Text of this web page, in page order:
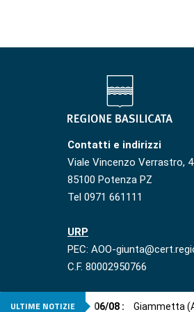
Contatti e indirizzi
Viale Vincenzo Verrastro, 4
85100 Potenza PZ
Tel 0971 661111
URP
PEC: AOO-
C.F. 80002950766
ULTIME NOTIZIE 06/08 : Giammetta